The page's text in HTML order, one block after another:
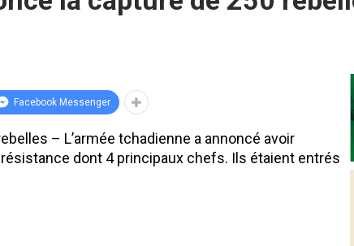
Facebook Messenger
– L’armée tchadienne a annoncé avoir
dont 4 principaux chefs. Ils étaient entrés